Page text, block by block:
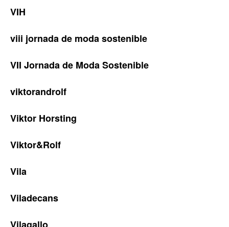
VIH
viii jornada de moda sostenible
VII Jornada de Moda Sostenible
viktorandrolf
Viktor Horsting
Viktor&Rolf
Vila
Viladecans